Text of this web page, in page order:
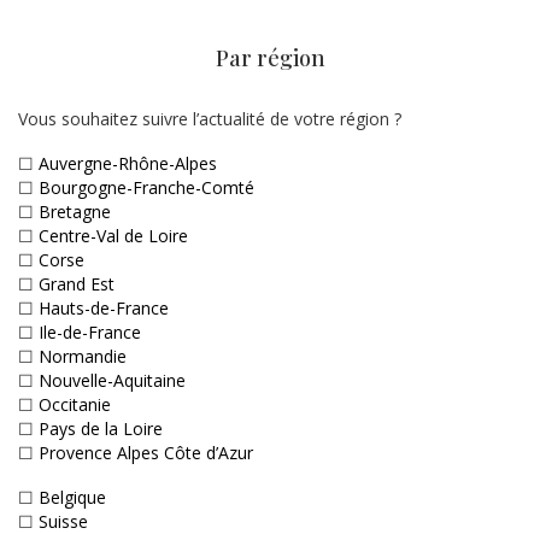
Par région
Vous souhaitez suivre l’actualité de votre région ?
☐ Auvergne-Rhône-Alpes
☐ Bourgogne-Franche-Comté
☐ Bretagne
☐ Centre-Val de Loire
☐ Corse
☐ Grand Est
☐ Hauts-de-France
☐ Ile-de-France
☐ Normandie
☐ Nouvelle-Aquitaine
☐ Occitanie
☐ Pays de la Loire
☐ Provence Alpes Côte d’Azur
☐ Belgique
☐ Suisse